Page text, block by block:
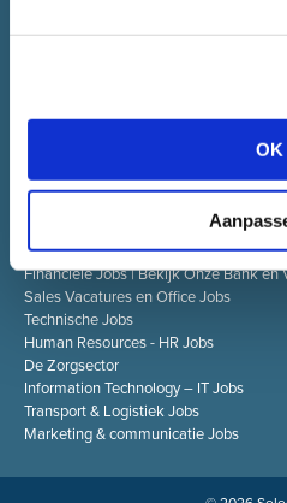
OK
SELECT JOBS
Spontaan solliciteren
Job alert
SPECIALISATIES
Financiële Jobs | Bekijk Onze Bank en
Sales Vacatures en Office Jobs
Technische Jobs
Human Resources - HR Jobs
De Zorgsector
Information Technology – IT Jobs
Transport & Logistiek Jobs
Marketing & communicatie Jobs